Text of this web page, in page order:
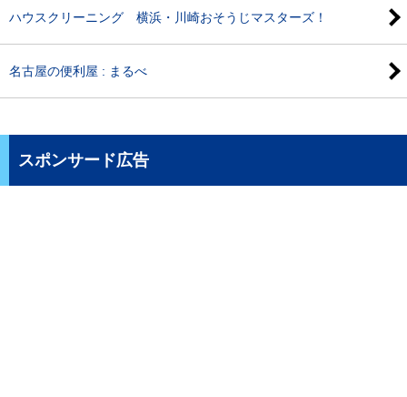
ハウスクリーニング 横浜・川崎おそうじマスターズ！
名古屋の便利屋 : まるべ
スポンサード広告